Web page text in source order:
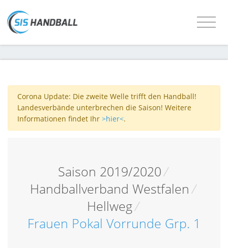
Corona Update: Die zweite Welle trifft den Handball!
Landesverbände unterbrechen die Saison! Weitere
Informationen findet Ihr >hier<.
Saison 2019/2020/
Handballverband Westfalen/
Hellweg/
Frauen Pokal Vorrunde Grp. 1